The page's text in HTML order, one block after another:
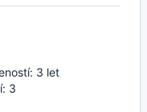
3 let
3